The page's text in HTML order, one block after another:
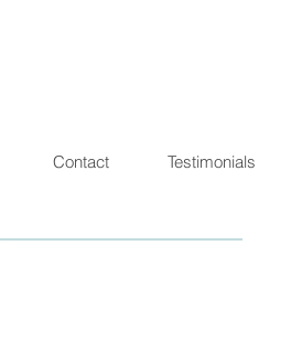
Contact Testimonials